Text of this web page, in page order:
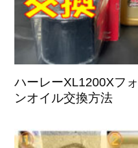
ハーレーXL1200Xフ
ンオイル交換方法